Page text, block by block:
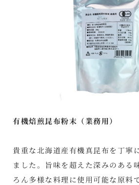
有機焙煎昆布粉末（業務用）
貴重な北海道産有機真昆布を丁寧
ました。旨味を超えた深みのある
ろん多様な料理に使用可能な原料